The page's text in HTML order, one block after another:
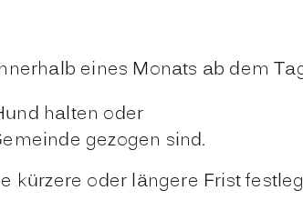
eines Monats ab dem
halten oder
gezogen sind.
kürzere oder längere Frist